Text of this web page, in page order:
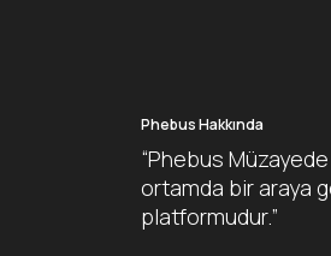
Phebus Hakkında
“Phebus Müzayede
ortamda bir araya
platformudur.”